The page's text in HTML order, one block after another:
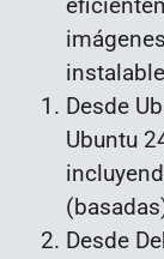
Desde
Ubuntu
Desde